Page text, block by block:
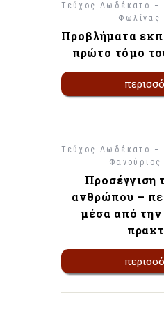
Τεύχος Δωδέκατο
Φωλίνας
Προβλήματα
πρώτο τόμο
Τεύχος Δωδέκατο
Προσέγγιση
ανθρώπου –
μέσα από